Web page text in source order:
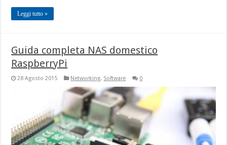
Leggi tutto »
Guida completa NAS domestico
RaspberryPi
28 Agosto 2015 Networking, Software 0